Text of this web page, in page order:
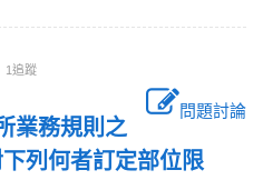
1追蹤
問題討論
業務規則之
列何者訂定部位限